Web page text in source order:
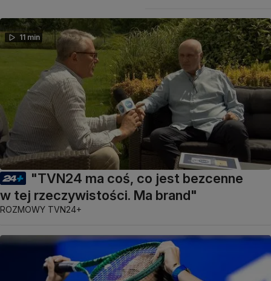
11 min
"TVN24 ma coś, co jest bezcenne
w tej rzeczywistości. Ma brand"
ROZMOWY TVN24+